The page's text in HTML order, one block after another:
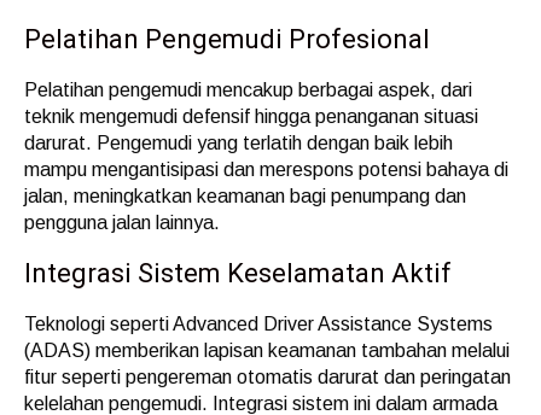
Pelatihan Pengemudi Profesional
Pelatihan pengemudi mencakup berbagai aspek, dari
teknik mengemudi defensif hingga penanganan situasi
darurat. Pengemudi yang terlatih dengan baik lebih
mampu mengantisipasi dan merespons potensi bahaya di
jalan, meningkatkan keamanan bagi penumpang dan
pengguna jalan lainnya.
Integrasi Sistem Keselamatan Aktif
Teknologi seperti Advanced Driver Assistance Systems
(ADAS) memberikan lapisan keamanan tambahan melalui
fitur seperti pengereman otomatis darurat dan peringatan
kelelahan pengemudi. Integrasi sistem ini dalam armada